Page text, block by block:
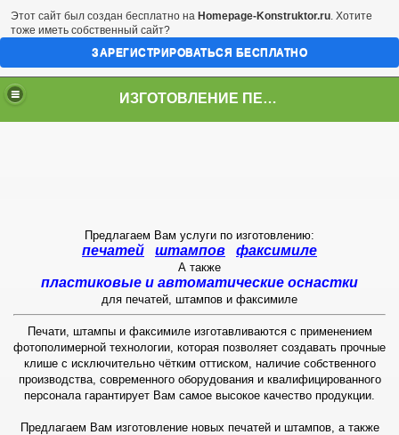
ИЗГОТОВЛЕНИЕ ПЕЧАТЕЙ ШТАМПОВ В САМАРЕ
Предлагаем Вам услуги по изготовлению:
печатей штампов факсимиле
А также
пластиковые и автоматические оснастки
для печатей, штампов и факсимиле
Печати, штампы и факсимиле изготавливаются с применением
фотополимерной технологии, которая позволяет создавать прочные
клише с исключительно чётким оттиском, наличие собственного
производства, современного оборудования и квалифицированного
персонала гарантирует Вам самое высокое качество продукции.
Предлагаем Вам изготовление новых печатей и штампов, а также
Этот сайт был создан бесплатно на Homepage-Konstruktor.ru. Хотите
тоже иметь собственный сайт?
ЗАРЕГИСТРИРОВАТЬСЯ БЕСПЛАТНО